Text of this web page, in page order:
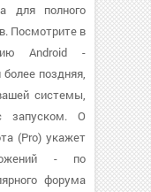
для полного
Посмотрите в
Android -
поздняя,
системы,
запуском. О
(Pro) укажет
- по
форума